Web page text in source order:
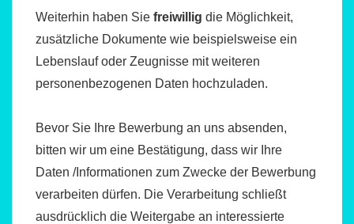
Weiterhin haben Sie freiwillig die Möglichkeit,
zusätzliche Dokumente wie beispielsweise ein
Lebenslauf oder Zeugnisse mit weiteren
personenbezogenen Daten hochzuladen.
Bevor Sie Ihre Bewerbung an uns absenden,
bitten wir um eine Bestätigung, dass wir Ihre
Daten /Informationen zum Zwecke der Bewerbung
verarbeiten dürfen. Die Verarbeitung schließt
ausdrücklich die Weitergabe an interessierte